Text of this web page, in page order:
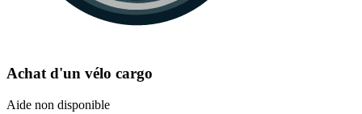
Achat d'un vélo cargo
Aide non disponible